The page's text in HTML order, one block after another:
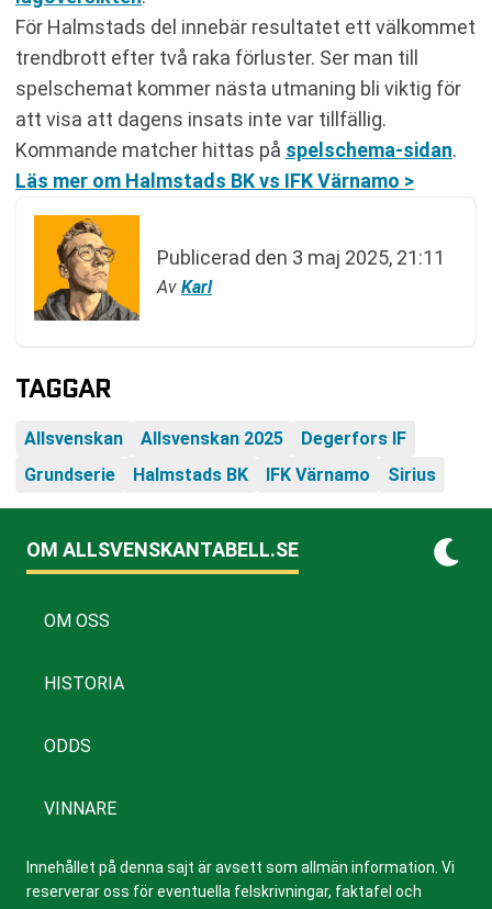
För Halmstads del innebär resultatet ett välkommet
trendbrott efter två raka förluster. Ser man till
spelschemat kommer nästa utmaning bli viktig för
att visa att dagens insats inte var tillfällig.
Kommande matcher hittas på spelschema-sidan.
Läs mer om Halmstads BK vs IFK Värnamo >
Publicerad den 3 maj 2025, 21:11
Av Karl
TAGGAR
Allsvenskan Allsvenskan 2025
Degerfors IF
Grundserie
Halmstads BK IFK Värnamo Sirius
OM ALLSVENSKANTABELL.SE
OM OSS
HISTORIA
ODDS
VINNARE
Innehållet på denna sajt är avsett som allmän information. Vi
reserverar oss för eventuella felskrivningar, faktafel och